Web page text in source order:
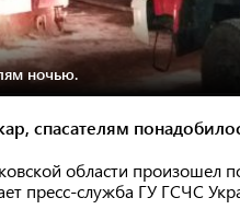
ночью.
спасателям
области произошел
пресс-служба ГУ ГСЧС